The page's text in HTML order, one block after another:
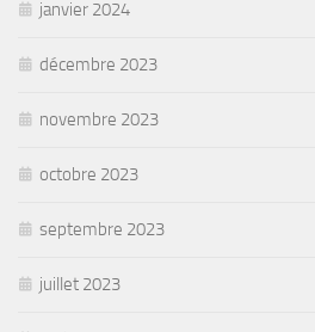
janvier 2024
décembre 2023
novembre 2023
octobre 2023
septembre 2023
juillet 2023